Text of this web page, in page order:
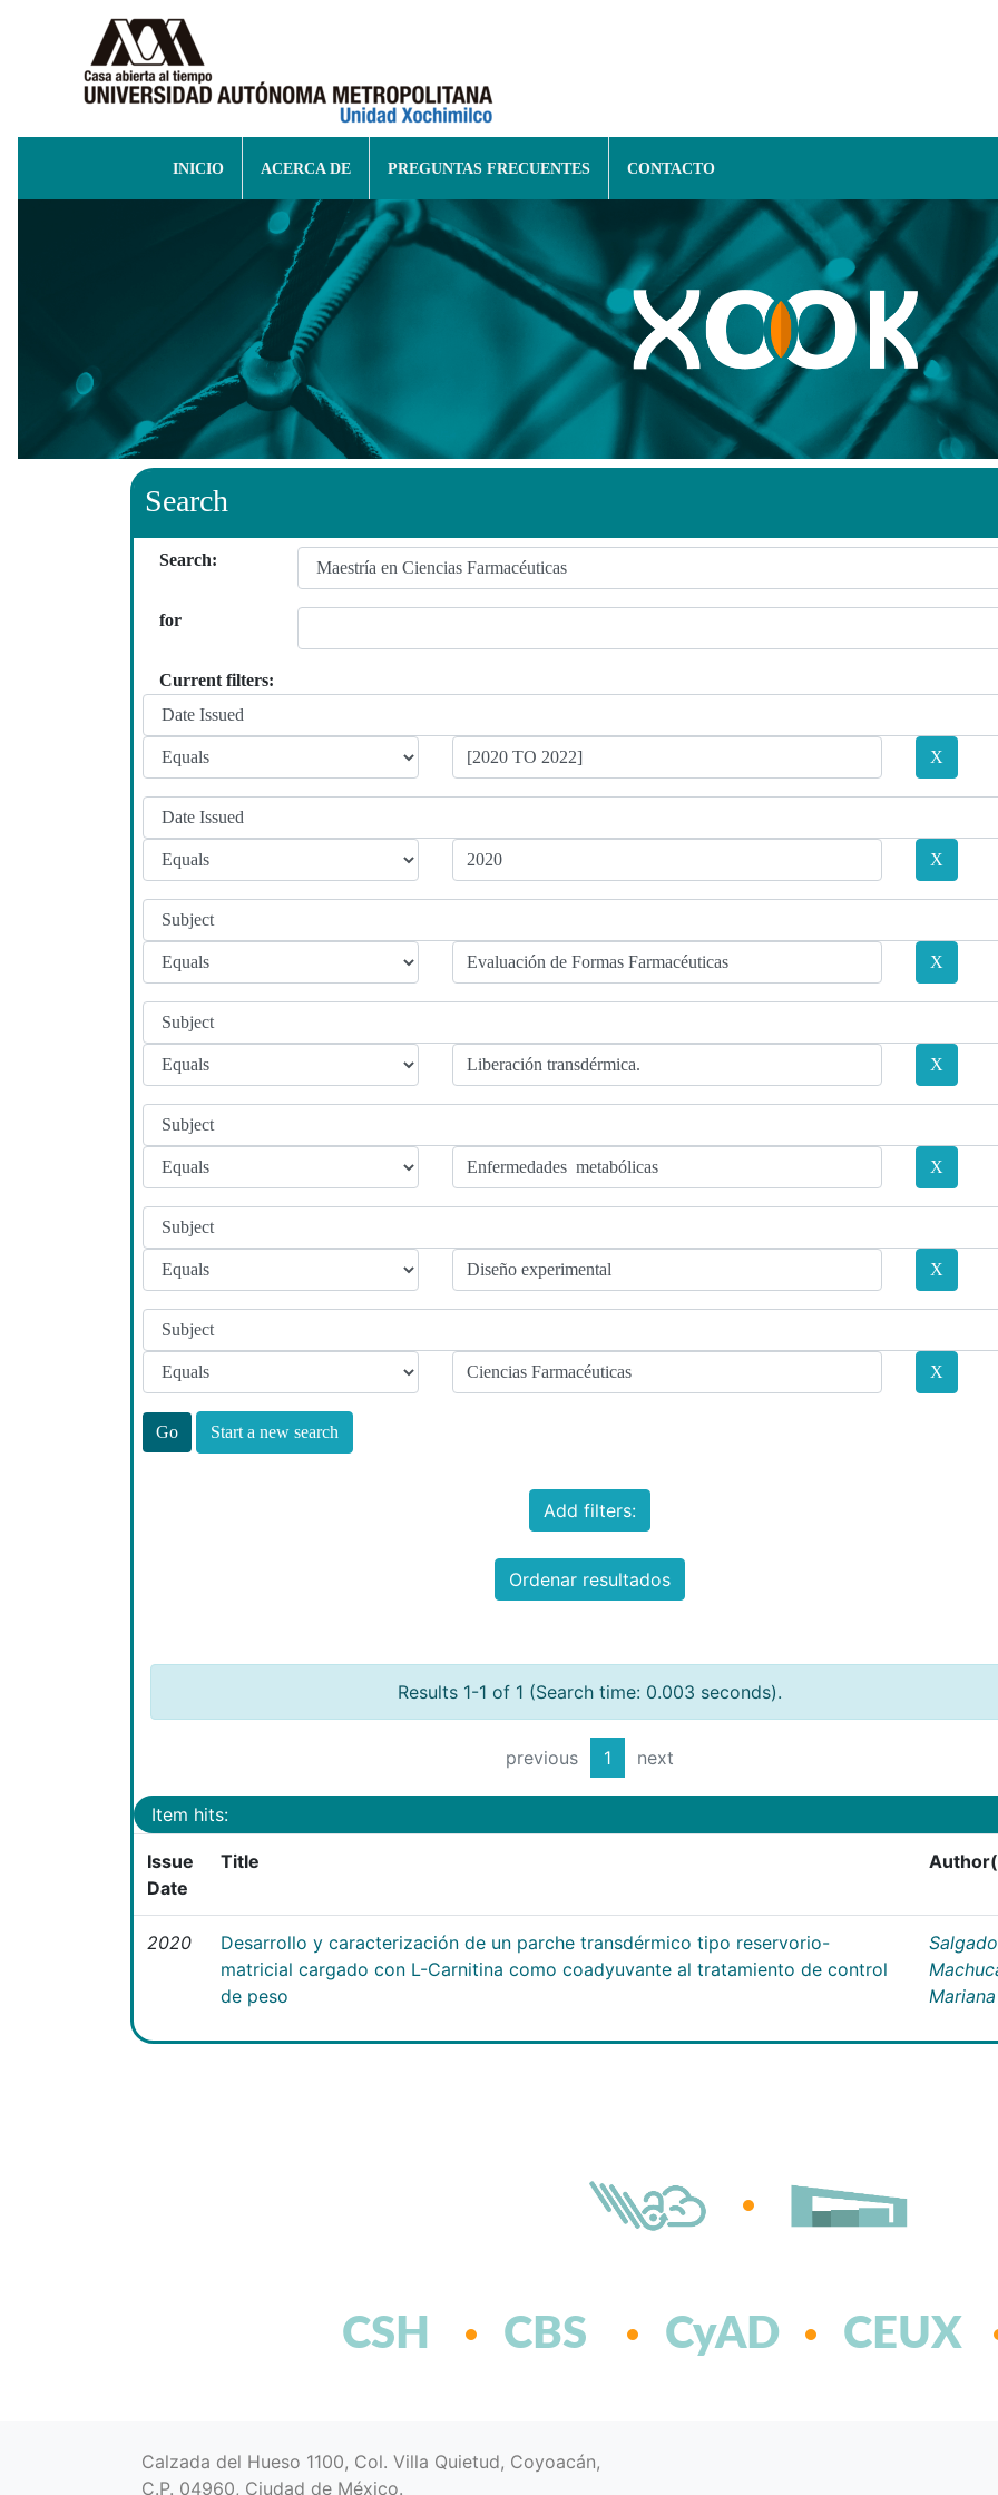
INICIO ACERCA DE PREGUNTAS FRECUENTES CONTACTO
Search
Search:
for
Current filters:
Start a new search
Add filters:
Ordenar resultados
Results 1-1 of 1 (Search time: 0.003 seconds).
previous 1 next
Item hits:
Issue
Date
Title
2020
Desarrollo y caracterización de un parche transdérmico tipo reservorio-
matricial cargado con L-Carnitina como coadyuvante al tratamiento de control
de peso
Salgado
Mariana
CSH CBS CyAD CEUX
Calzada del Hueso 1100, Col. Villa Quietud, Coyoacán,
C.P. 04960, Ciudad de México.